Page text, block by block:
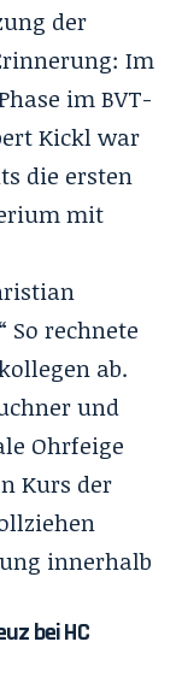
der
Im
im BVT-
Kickl war
die ersten
mit
So rechnete
ab.
und
Ohrfeige
Kurs der
innerhalb
bei HC